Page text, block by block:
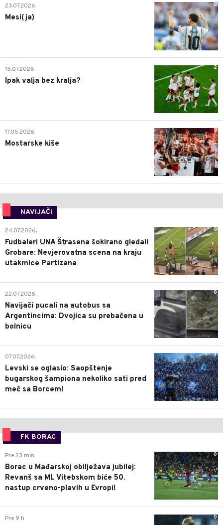
0
23.07.2026.
Mesi(ja)
2
15.07.2026.
Ipak valja bez kralja?
0
17.05.2026.
Mostarske kiše
NAVIJAČI
0
24.07.2026.
Fudbaleri UNA Štrasena šokirano gledali
Grobare: Nevjerovatna scena na kraju
utakmice Partizana
0
22.07.2026.
Navijači pucali na autobus sa
Argentincima: Dvojica su prebačena u
bolnicu
1
07.07.2026.
Levski se oglasio: Saopštenje
bugarskog šampiona nekoliko sati pred
meč sa Borcem!
FK BORAC
0
Pre 23 min
Borac u Mađarskoj obilježava jubilej:
Revanš sa ML Vitebskom biće 50.
nastup crveno-plavih u Evropi!
0
Pre 9 h